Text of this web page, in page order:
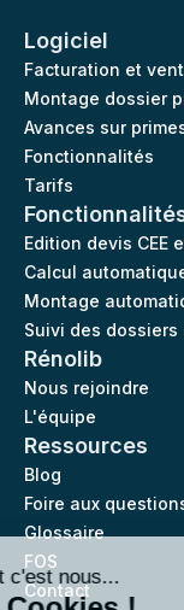
Salut c'est nous...
Logiciel
Facturation et
Montage dossier
Avances sur
Fonctionnalités
Tarifs
Edition devis CEE
Calcul
Montage
Suivi des dossiers
Rénolib
Nous rejoindre
L'équipe
Ressources
Blog
Foire aux
Glossaire
FOS
Contact